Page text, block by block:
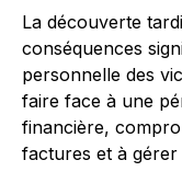
La découverte
conséquences
personnelle des
faire face à une
financière,
factures et à gérer